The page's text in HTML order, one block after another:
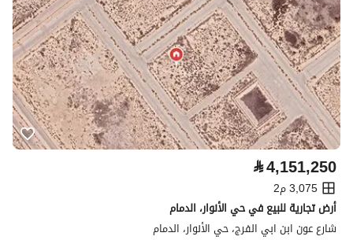
⃁4,151,250
3,075 م2
أرض تجارية للبيع في حي الأنوار، الدمام
شارع عون ابن ابي الفرج، حي الأنوار، الدمام